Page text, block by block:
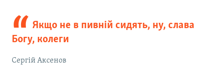
Якщо не в пивній сидять, ну, слава
Богу, колеги
Сергій Аксенов